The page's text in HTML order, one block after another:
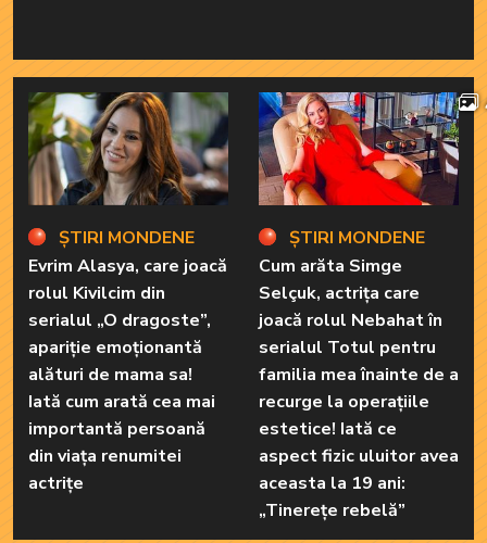
ȘTIRI MONDENE
Evrim Alasya, care joacă
rolul Kivilcim din
serialul „O dragoste”,
apariție emoționantă
alături de mama sa!
Iată cum arată cea mai
importantă persoană
din viața renumitei
actrițe
ȘTIRI MONDENE
Cum arăta Simge
Selçuk, actrița care
joacă rolul Nebahat în
serialul Totul pentru
familia mea înainte de a
recurge la operațiile
estetice! Iată ce
aspect fizic uluitor avea
aceasta la 19 ani:
„Tinerețe rebelă”